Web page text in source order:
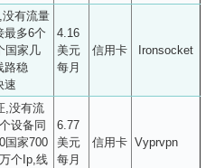
有流量
最多6个
国家几
路稳
速
4.16
美元
每月
信用卡 Ironsocket
,没有流
设备同
国家700
个Ip,线
6.77
美元
每月
信用卡 Vyprvpn